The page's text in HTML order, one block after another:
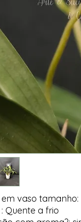
vaso tamanho:
Quente a frio